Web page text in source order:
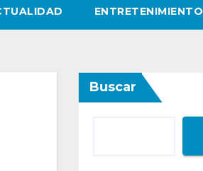
ENTRETENIMIENTO
Buscar